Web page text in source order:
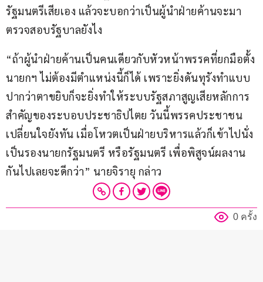
รัฐมนตรีเสียเอง แล้วจะบอกว่าเป็นผู้นำฝ่ายค้านจะมา
ตรวจสอบรัฐบาลยังไง
“ถ้าผู้นำฝ่ายค้านเป็นคนเดียวกับหัวหน้าพรรคที่ยกมือตั้ง
นายกฯ ไม่ต้องมีตำแหน่งนี้ก็ได้ เพราะยิ่งดันทุรังทำแบบ
ปากว่าตาขยิบก็จะยิ่งทำให้ระบบรัฐสภาสูญเสียหลักการ
สำคัญของระบอบประชาธิปไตย วันนี้พรรคประชาชน
เปลี่ยนใจยังทัน เมื่อโหวตเป็นฝ่ายบริหารแล้วก็เข้าไปนั่ง
เป็นรองนายกรัฐมนตรี หรือรัฐมนตรี เพื่อพิสูจน์ผลงาน
กันไปเลยจะดีกว่า” นายจิรายุ กล่าว
0 ครั้ง